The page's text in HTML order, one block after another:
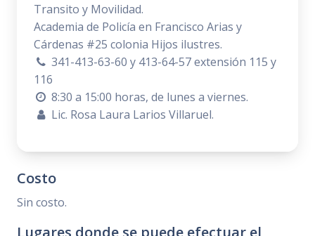
Transito y Movilidad.
Academia de Policía en Francisco Arias y
Cárdenas #25 colonia Hijos ilustres.
341-413-63-60 y 413-64-57 extensión 115 y
116
8:30 a 15:00 horas, de lunes a viernes.
Lic. Rosa Laura Larios Villaruel.
Costo
Sin costo.
Lugares donde se puede efectuar el